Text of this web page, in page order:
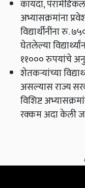
कायदा,
अभ्यासक्रमांना
विद्यार्थीनींना रु.
घेतलेल्या
११००० रुपयांचे
शेतकऱ्यांच्या
असल्यास राज्य
विशिष्ट
रक्कम अदा केली